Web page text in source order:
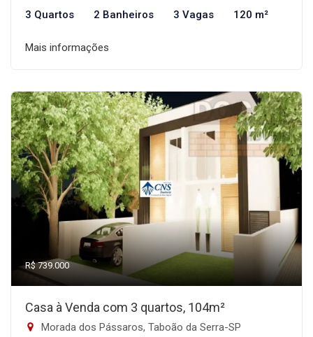
3 Quartos 2 Banheiros 3 Vagas 120 m²
Mais informações
R$ 739.000
Casa à Venda com 3 quartos, 104m²
Morada dos Pássaros, Taboão da Serra-SP